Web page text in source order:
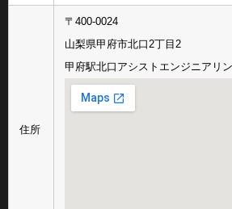
住所
〒400-0024
山梨県甲府市北口2丁目2
甲府駅北口アシストエンジニアリ